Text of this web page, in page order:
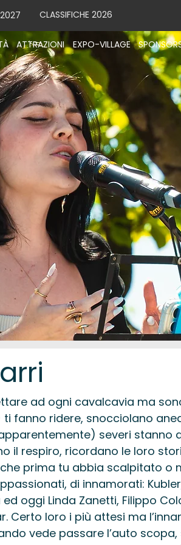
CLASSIFICHE 2026
ATTRAZIONI EXPO-VILLAGE
ad ogni cavalcavia ma
fanno ridere, snocciolano
severi stanno
il respiro, ricordano le loro
prima tu abbia scalpitato o
di innamorati:
oggi Linda Zanetti, Filippo
Certo loro i più attesi ma
vede passare l’auto